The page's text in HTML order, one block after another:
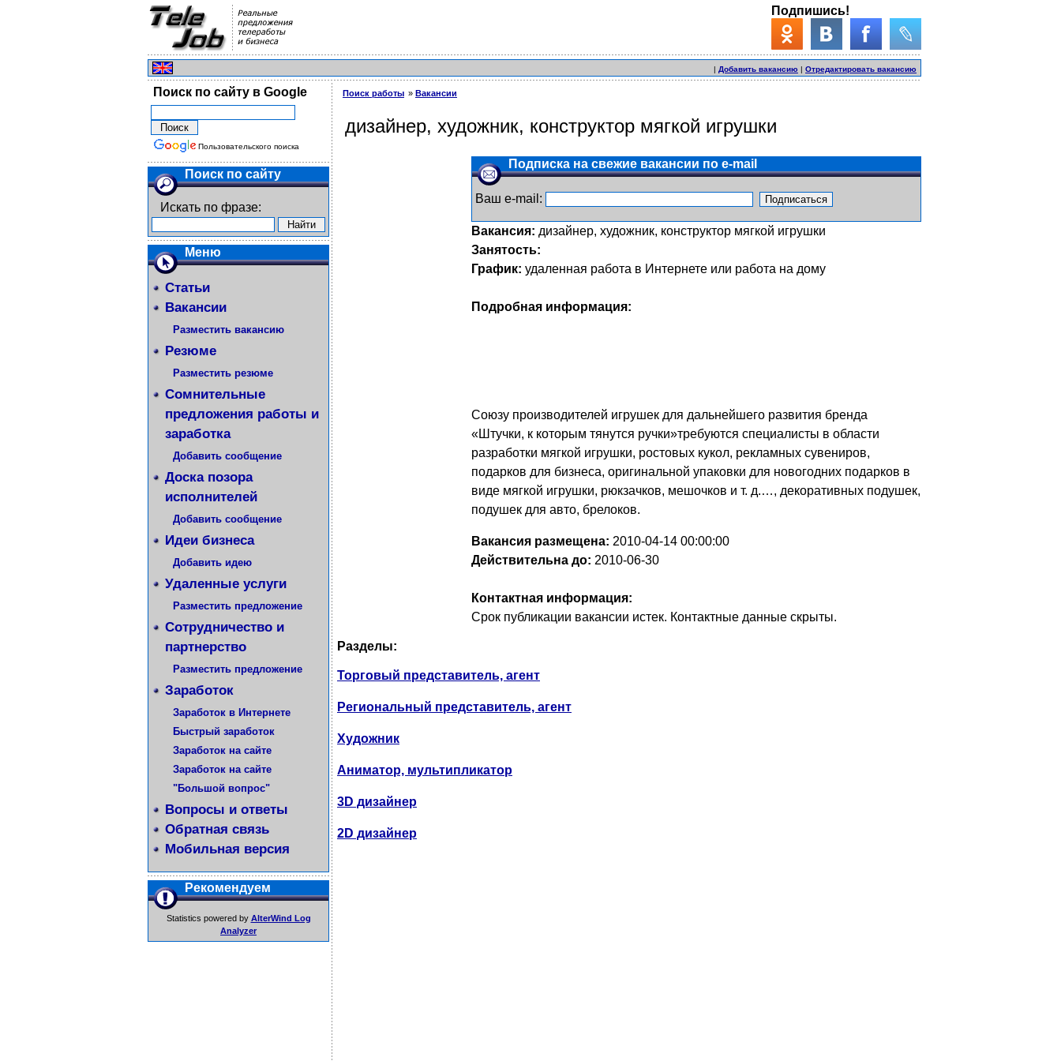
Подпишись!
| Добавить вакансию | Отредактировать вакансию
Поиск по сайту в Google
Пользовательского поиска
Поиск по сайту
Искать по фразе:
Меню
Статьи
Вакансии
Разместить вакансию
Резюме
Разместить резюме
Сомнительные
предложения работы и
заработка
Добавить сообщение
Доска позора
исполнителей
Добавить сообщение
Идеи бизнеса
Добавить идею
Удаленные услуги
Разместить предложение
Сотрудничество и
партнерство
Разместить предложение
Заработок
Заработок в Интернете
Быстрый заработок
Заработок на сайте
Заработок на сайте
"Большой вопрос"
Вопросы и ответы
Обратная связь
Мобильная версия
Рекомендуем
Statistics powered by AlterWind Log
Analyzer
Поиск работы Вакансии
дизайнер, художник, конструктор мягкой игрушки
Подписка на свежие вакансии по e-mail
Ваш e-mail:
Вакансия: дизайнер, художник, конструктор мягкой игрушки
Занятость:
График: удаленная работа в Интернете или работа на дому
Подробная информация:
Союзу производителей игрушек для дальнейшего развития бренда
«Штучки, к которым тянутся ручки»требуются специалисты в области
разработки мягкой игрушки, ростовых кукол, рекламных сувениров,
подарков для бизнеса, оригинальной упаковки для новогодних подарков в
виде мягкой игрушки, рюкзачков, мешочков и т. д.…, декоративных подушек,
подушек для авто, брелоков.
Вакансия размещена: 2010-04-14 00:00:00
Действительна до: 2010-06-30
Контактная информация:
Срок публикации вакансии истек. Контактные данные скрыты.
Разделы:
Торговый представитель, агент
Региональный представитель, агент
Художник
Аниматор, мультипликатор
3D дизайнер
2D дизайнер